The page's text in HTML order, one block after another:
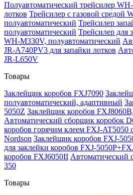
Полуавтоматический трейсилер
лотков Трейсилер с газовой средой
полуавтоматический Трейсилер
полуавтоматический Трейсилер для
WH-M330V, полуавтоматический
JR-A740PV3 для запайки лотков
JR-L650V
Товары
Заклейщик коробов FXJ7090
полуавтоматический, адаптивный
5050Z Заклейщик коробов
Автоматический сборщик коробок
коробов горячим клеем FXJ-AT5050
Nordson Заклейщик коробов FXJ-
для заклейки коробов FXJ-
коробов FXJ6050II Автоматический
350
Товары